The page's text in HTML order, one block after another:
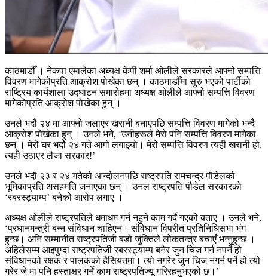
काठमाडौँ । नेकपा एमालेका अध्यक्ष केपी शर्मा ओलीले सरकारले आफ्नो सम्पत्ति
विवरण मागेकोप्रति आक्रोश पोखेका छन् । काठमाडौँमा सुरु भएको पार्टीको
राष्ट्रिय कार्यशाला उद्घाटन समारोहमा अध्यक्ष ओलीले आफ्नो सम्पत्ति विवरण
मागेकोप्रति आक्रोश पोखेका हुन् ।
उनले भदौ २४ मा आफ्नो जलाएर खरानी बनाएपछि सम्पत्ति विवरण मागेको भन्दै
आक्रोश पोखेका हुन् । उनले भने, ‘उनीहरूले मेरो पनि सम्पत्ति विवरण मागेका
छन् । मेरो घर भदौ २४ गते आगो लगाइयो। मेरो सम्पत्ति विवरण त्यही खरानी हो,
त्यही उठाएर लैजा सरकार!’
उनले भदौ २३ र २४ गतेको आन्दोलनपछि राष्ट्रपति रामचन्द्र पौडेलको
भूमिकाप्रति असहमति जनाएका छन् । उनल राष्ट्रपति पौडेल सरकारको
‘रबरस्ट्याम्प’ बनेको आरोप लगाए ।
अध्यक्ष ओलीले राष्ट्रपतिले धमाधम गर्न नहुने काम गर्दै गएको बताए । उनले भने,
‘प्रधानमन्त्री बन्न संविधान चाहिएन। संविधान विपरीत प्रतिनिधिसभा भंग
हुन्छ। अनि सम्मानीत राष्ट्रपतिजी बडो जुक्तिले लोकतन्त्र बचाएँ भन्नुहुन्छ ।
अहिलेसम्म आइपुग्दा राष्ट्रपतिजी रबरस्ट्याम्प बनेर जुन चिज गर्न नपर्ने हो
संविधानको रक्षक र पालकको हैसियतमा। त्यो नगरेर जुन चिज नगर्न पर्ने हो त्यो
गरेर जे मा पनि हस्ताक्षर गर्ने काम राष्ट्रपतिज्यू गरिरहनुभएको छ।’